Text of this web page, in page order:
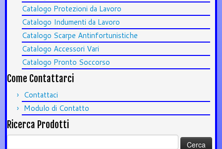
Catalogo Protezioni da Lavoro
Catalogo Indumenti da Lavoro
Catalogo Scarpe Antinfortunistiche
Catalogo Accessori Vari
Catalogo Pronto Soccorso
Come Contattarci
Contattaci
Modulo di Contatto
Ricerca Prodotti
Ricerca